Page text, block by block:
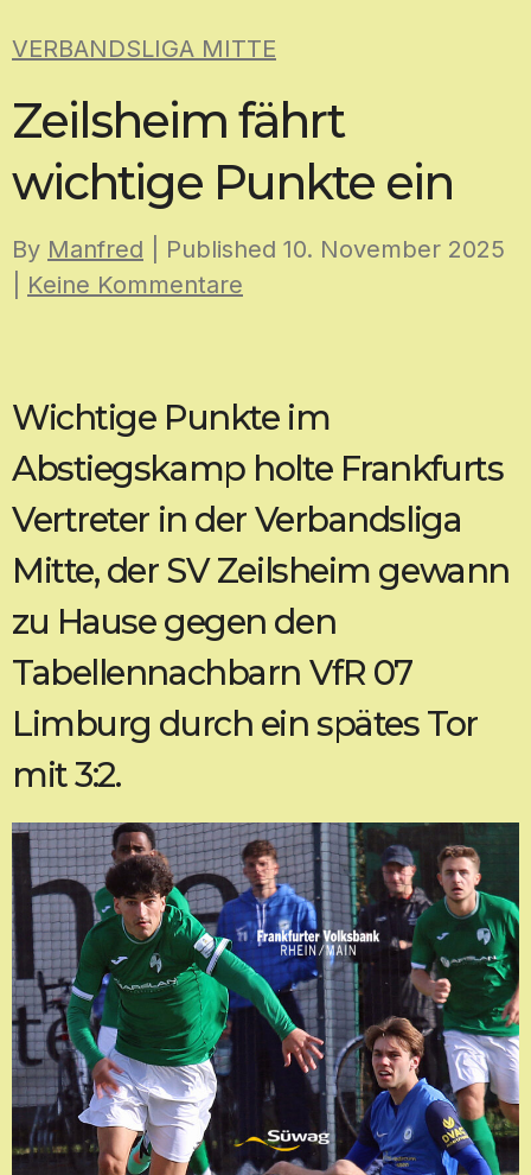
to
VERBANDSLIGA MITTE
Zeilsheim fährt
wichtige Punkte ein
By Manfred | Published 10. November 2025
Keine Kommentare
Wichtige Punkte im
Abstiegskamp holte Frankfurts
Vertreter in der Verbandsliga
Mitte, der SV Zeilsheim gewann
zu Hause gegen den
Tabellennachbarn VfR 07
Limburg durch ein spätes Tor
mit 3:2.